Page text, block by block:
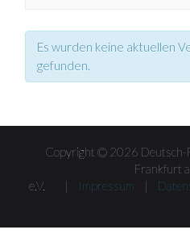
Es wurden keine aktuellen
gefunden.
Listen
Navigation
Copyright © 2026 Deutsch-
Frankfurt
e.V. |
Impressum |